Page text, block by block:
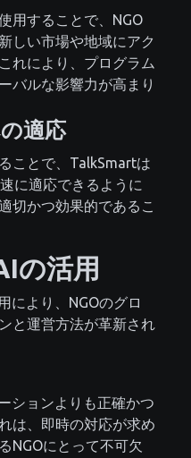
用することで、NGO
しい市場や地域にアク
れにより、プログラム
バルな影響力が高まり
適応
ことで、TalkSmartは
に適応できるように
切かつ効果的であるこ
の活用
により、NGOのグロ
と運営方法が革新され
ションよりも正確かつ
は、即時の対応が求め
NGOにとって不可欠